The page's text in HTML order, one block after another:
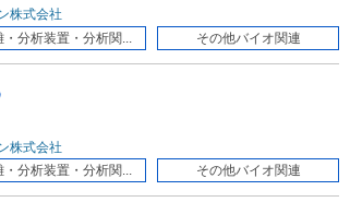
株式会社
・分析装置・分析関...
その他バイオ関連
株式会社
・分析装置・分析関...
その他バイオ関連